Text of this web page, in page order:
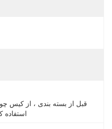
استفاده